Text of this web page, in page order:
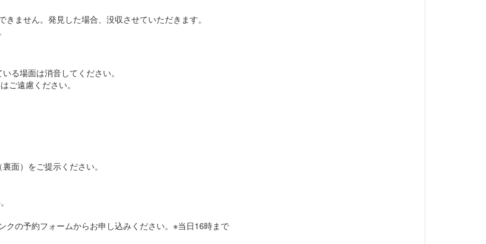
ません。発見した場合、没収させていただきます。
る場面は消音してください。
ご遠慮ください。
面）をご提示ください。
の予約フォームからお申し込みください。※当日16時まで